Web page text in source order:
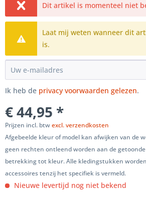
Dit artikel is momenteel niet
Laat mij weten wanneer dit
is.
Ik heb de privacy voorwaarden gelezen.
€ 44,95 *
Prijzen incl. btwexcl. verzendkosten
Afgebeelde kleur of model kan afwijken van de
geen rechten ontleend worden aan de
betrekking tot kleur. Alle kledingstukken
accessoires tenzij het specifiek is vermeld.
Nieuwe levertijd nog niet bekend